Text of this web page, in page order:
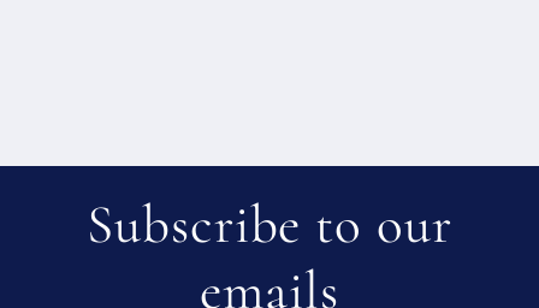
Subscribe to our
emails